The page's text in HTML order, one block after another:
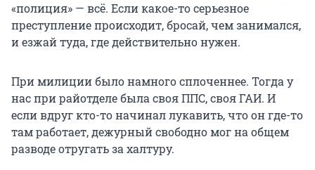
«полиция» — всё. Если какое-то серьезное
преступление происходит, бросай, чем занимался,
и езжай туда, где действительно нужен.
При милиции было намного сплоченнее. Тогда у
нас при райотделе была своя ППС, своя ГАИ. И
если вдруг кто-то начинал лукавить, что он где-то
там работает, дежурный свободно мог на общем
разводе отругать за халтуру.